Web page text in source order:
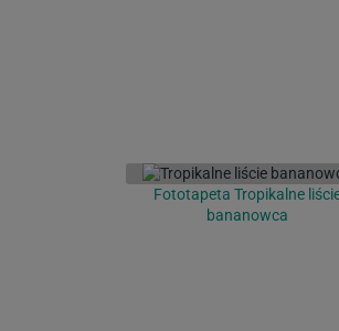
Fototapeta Tropikalne
bananowca